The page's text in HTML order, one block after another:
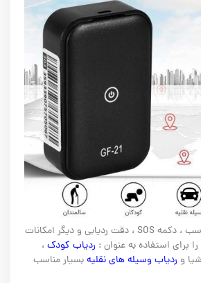
طراحی حرفه ای ، سایز مناسب ، دکمه SOS ، دقت ردیابی و دیگر امکانات
ردیاب کودک ،
و ردیاب وسیله های نقلیهبسیار مناسب